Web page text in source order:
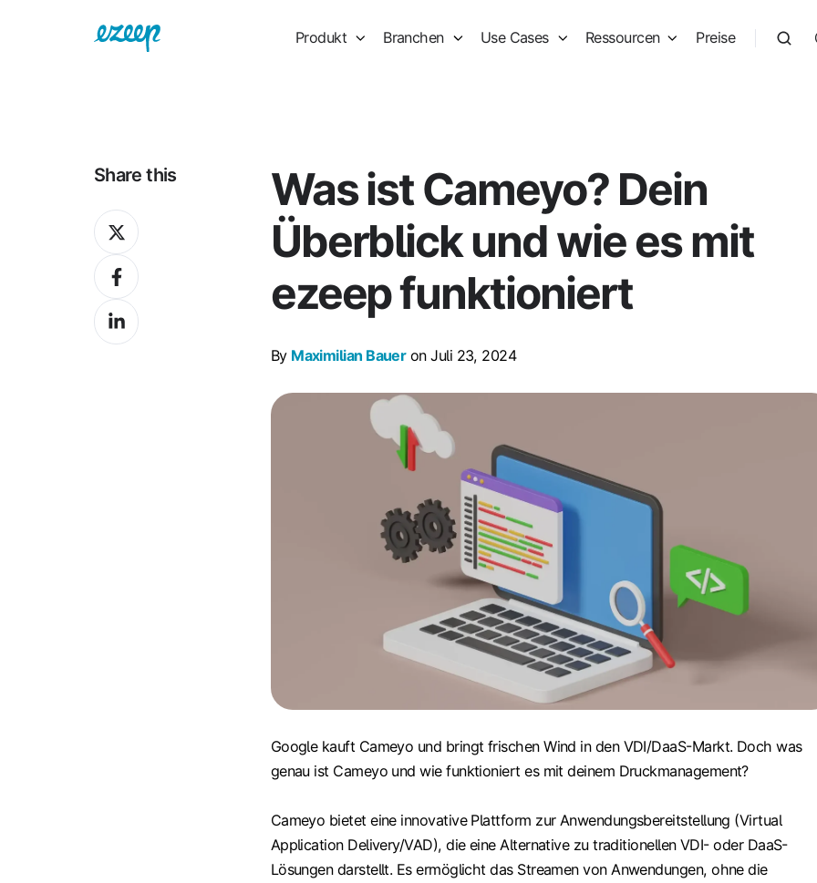
Produkt Branchen Use Cases Ressourcen Preise
Was ist Cameyo? Dein
Überblick und wie es mit
ezeep funktioniert
By Maximilian Baueron Juli 23, 2024
Google kauft Cameyo und bringt frischen Wind in den VDI/DaaS-Markt. Doch was
genau ist Cameyo und wie funktioniert es mit deinem Druckmanagement?
Cameyo bietet eine innovative Plattform zur Anwendungsbereitstellung (Virtual
Application Delivery/VAD), die eine Alternative zu traditionellen VDI- oder DaaS-
Lösungen darstellt. Es ermöglicht das Streamen von Anwendungen, ohne die
Share this
Share
on
XShare
on
Facebook
Share
on